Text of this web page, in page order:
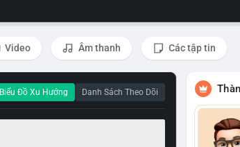
Video Âm thanh Các tập tin
Biểu Đồ Xu Hướng Danh Sách Theo Dõi